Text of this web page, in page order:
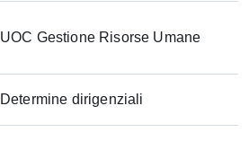
UOC Gestione Risorse Umane
Determine dirigenziali